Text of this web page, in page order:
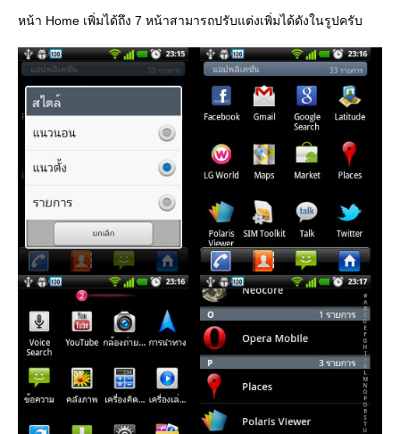
หน้า Home เพิ่มได้ถึง 7 หน้าสามารถปรับแต่งเพิ่มได้ดังในรูปครับ